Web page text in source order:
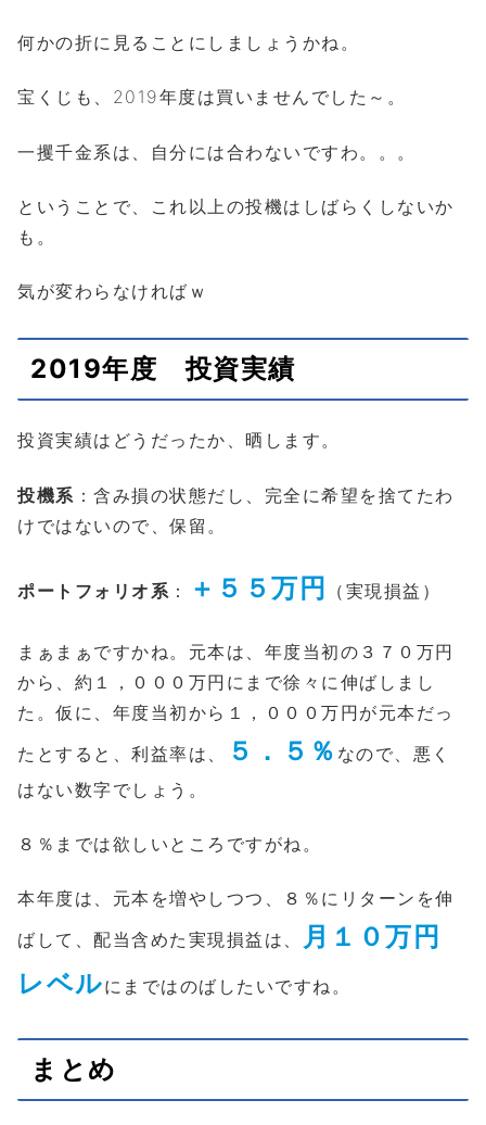
何かの折に見ることにしましょうかね。
宝くじも、2019年度は買いませんでした～。
一攫千金系は、自分には合わないですわ。。。
ということで、これ以上の投機はしばらくしないか
も。
気が変わらなければｗ
2019年度 投資実績
投資実績はどうだったか、晒します。
投機系 ：含み損の状態だし、完全に希望を捨てたわ
けではないので、保留。
ポートフォリオ系 ： ＋５５万円 （実現損益）
まぁまぁですかね。元本は、年度当初の３７０万円
から、約１，０００万円にまで徐々に伸ばしまし
た。仮に、年度当初から１，０００万円が元本だっ
たとすると、利益率は、
５．５％ なので、悪く
はない数字でしょう。
８％までは欲しいところですがね。
本年度は、元本を増やしつつ、８％にリターンを伸
ばして、配当含めた実現損益は、
月１０万円
レベルにまではのばしたいですね。
まとめ